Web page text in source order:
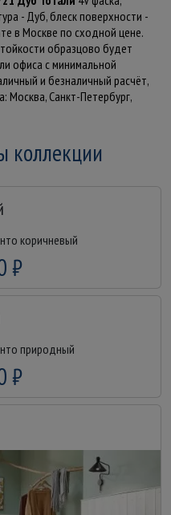
- Дуб, блеск поверхности -
в Москве по сходной цене.
образцово будет
офиса с минимальной
и безналичный расчёт,
Москва, Санкт-Петербург,
коллекции
₽
₽